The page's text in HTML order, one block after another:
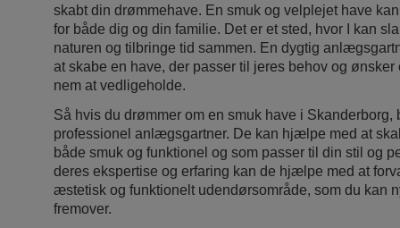
skabt din drømmehave. En smuk og velplejet have
for både dig og din familie. Det er et sted, hvor I kan
naturen og tilbringe tid sammen. En dygtig
at skabe en have, der passer til jeres behov og ønsker
nem at vedligeholde.
Så hvis du drømmer om en smuk have i Skanderborg,
professionel anlægsgartner. De kan hjælpe med at
både smuk og funktionel og som passer til din stil og
deres ekspertise og erfaring kan de hjælpe med at
æstetisk og funktionelt udendørsområde, som du kan
fremover.